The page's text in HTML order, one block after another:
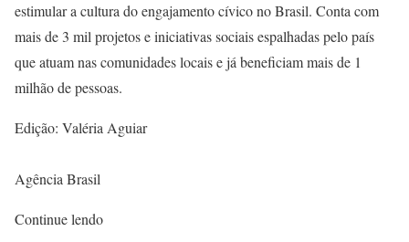
estimular a cultura do engajamento cívico no Brasil. Conta com
mais de 3 mil projetos e iniciativas sociais espalhadas pelo país
que atuam nas comunidades locais e já beneficiam mais de 1
milhão de pessoas.
Edição: Valéria Aguiar
Agência Brasil
Continue lendo